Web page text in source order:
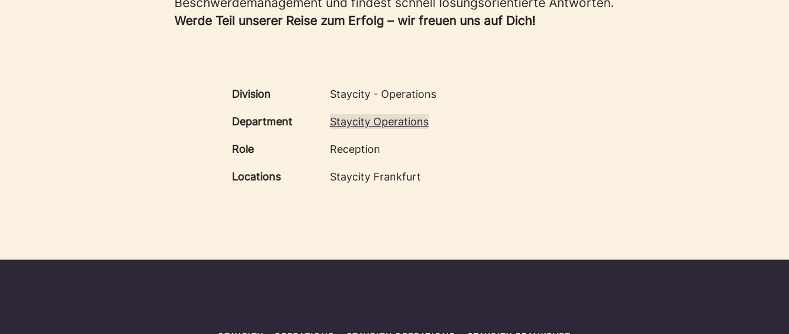
Werde Teil unserer Reise zum Erfolg – wir freuen uns auf Dich!
Division Staycity - Operations
Department Staycity Operations
Role Reception
Locations Staycity Frankfurt